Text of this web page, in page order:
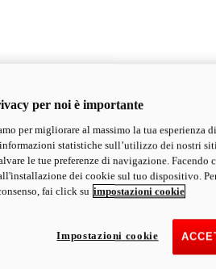
per noi è importante
per migliorare al massimo la tua esperienza
statistiche sull’utilizzo dei nostri
le tue preferenze di navigazione.
dei cookie sul tuo dispositivo.
fai click su impostazioni cookie
Impostazioni cookie